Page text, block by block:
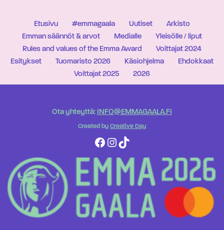
Etusivu #emmagaala Uutiset
Arkisto
Emman säännöt & arvot
Medialle
Yleisölle / liput
Rules and values of the Emma Award
Voittajat 2024
Esitykset
Tuomaristo 2026 Käsiohjelma
Ehdokkaat
Voittajat 2025
2026
Ota yhteyttä: INFO@EMMAGAALA.FI
Created by Creative Day